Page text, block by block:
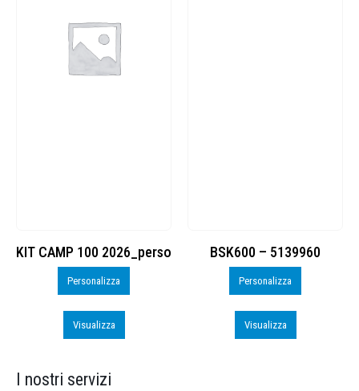
KIT CAMP 100 2026_perso
Personalizza
Visualizza
BSK600 – 5139960
Personalizza
Visualizza
I nostri servizi